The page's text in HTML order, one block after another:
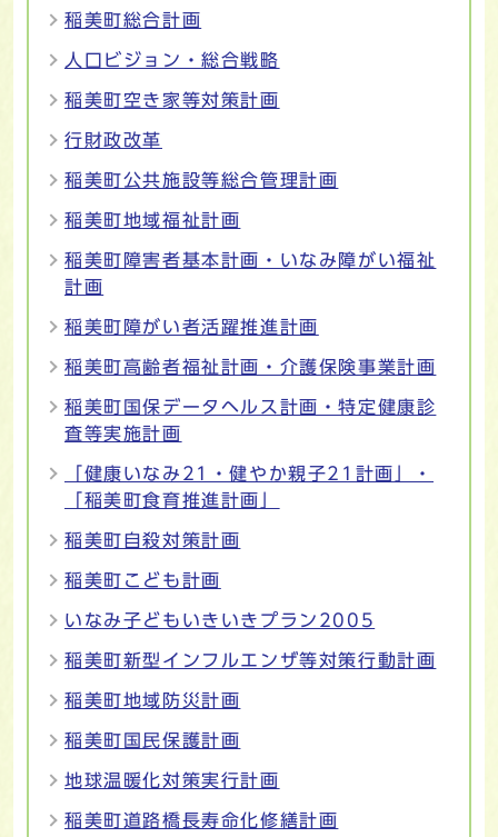
稲美町総合計画
人口ビジョン・総合戦略
稲美町空き家等対策計画
行財政改革
稲美町公共施設等総合管理計画
稲美町地域福祉計画
稲美町障害者基本計画・いなみ障がい福祉
計画
稲美町障がい者活躍推進計画
稲美町高齢者福祉計画・介護保険事業計画
稲美町国保データヘルス計画・特定健康診
査等実施計画
「健康いなみ21・健やか親子21計画」・
「稲美町食育推進計画」
稲美町自殺対策計画
稲美町こども計画
いなみ子どもいきいきプラン2005
稲美町新型インフルエンザ等対策行動計画
稲美町地域防災計画
稲美町国民保護計画
地球温暖化対策実行計画
稲美町道路橋長寿命化修繕計画